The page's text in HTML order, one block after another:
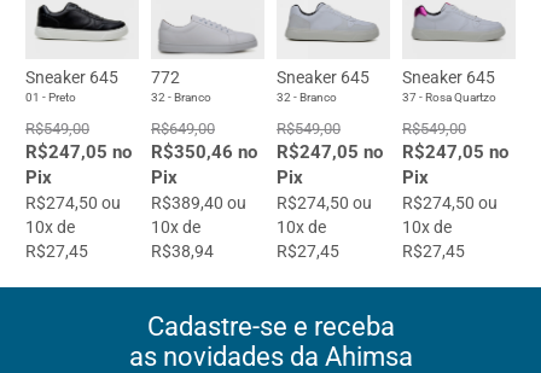
Sneaker 645
01 - Preto
R$549,00
R$247,05 no
Pix
R$274,50 ou
10x de
R$27,45
772
32 - Branco
R$649,00
R$350,46 no
Pix
R$389,40 ou
10x de
R$38,94
Sneaker 645
32 - Branco
R$549,00
R$247,05 no
Pix
R$274,50 ou
10x de
R$27,45
Sneaker 645
37 - Rosa Quartzo
R$549,00
R$247,05 no
Pix
R$274,50 ou
10x de
R$27,45
Cadastre-se e receba
as novidades da Ahimsa